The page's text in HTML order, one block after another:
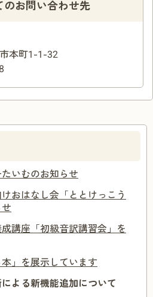
のお問い合わせ先
本町1-1-32
たいむのお知らせ
けおはなし会「ととけっこう
講座「初級音訳講習会」を
本」を展示しています
よる新機能追加について